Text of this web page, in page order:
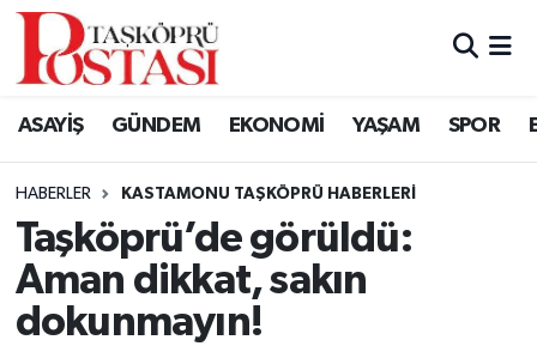
ASAYİŞ GÜNDEM EKONOMİ YAŞAM SPOR
HABERLER KASTAMONU TAŞKÖPRÜ HABERLERI
Taşköprü’de görüldü:
Aman dikkat, sakın
dokunmayın!
Kastamonu Vefat Edenler
Araç Haberleri
Azdavay Haberleri